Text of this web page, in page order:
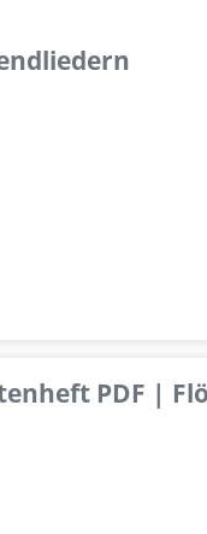
PDF |